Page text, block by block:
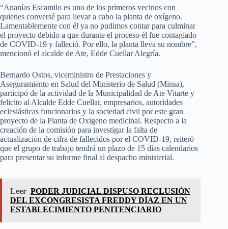
“Ananías Escamilo es uno de los primeros vecinos con
quienes conversé para llevar a cabo la planta de oxígeno.
Lamentablemente con él ya no pudimos contar para culminar
el proyecto debido a que durante el proceso él fue contagiado
de COVID-19 y falleció. Por ello, la planta lleva su nombre”,
mencionó el alcalde de Ate, Edde Cuellar Alegría.
Bernardo Ostos, viceministro de Prestaciones y
Aseguramiento en Salud del Ministerio de Salud (Minsa),
participó de la actividad de la Municipalidad de Ate Vitarte y
felicito al Alcalde Edde Cuellar, empresarios, autoridades
eclesiásticas funcionarios y la sociedad civil por este gran
proyecto de la Planta de Oxigeno medicinal. Respecto a la
creación de la comisión para investigar la falta de
actualización de cifra de fallecidos por el COVID-19, reiteró
que el grupo de trabajo tendrá un plazo de 15 días calendarios
para presentar su informe final al despacho ministerial.
Leer PODER JUDICIAL DISPUSO RECLUSIÓN
DEL EXCONGRESISTA FREDDY DÍAZ EN UN
ESTABLECIMIENTO PENITENCIARIO